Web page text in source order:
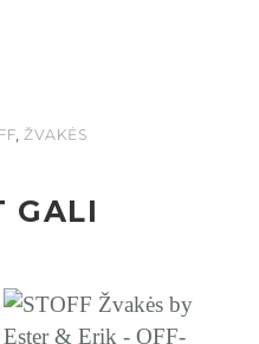
ŽVAKĖS
GALI